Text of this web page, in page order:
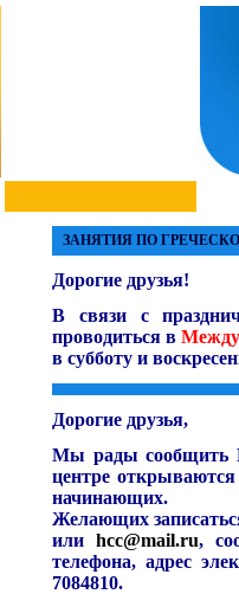
ЗАНЯТИЯ ПО
Дорогие друзья!
В связи с
проводиться в
в субботу и
Дорогие друзья,
Мы рады сообщить
центре
начинающих.
Желающих
или hcc@mail.ru,
телефона, адрес
7084810.